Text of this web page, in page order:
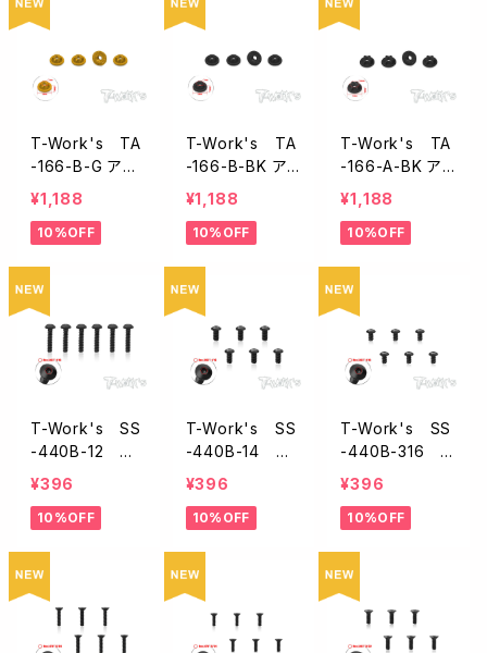
T-Work's TA
-166-B-G アル
ミ製8/32インチ
ホイールナット・
7mmHEXソケッ
¥1,188
10%OFF
T-Work's TA
-166-B-BK ア
ルミ製8/32イン
チホイールナッ
ト・7mmHEXソ
¥1,188
10%OFF
T-Work's TA
-166-A-BK ア
ルミ製8/32イン
チホイールナッ
ト・インチHEXソ
¥1,188
10%OFF
T-Work's SS
-440B-12 ボ
タンヘッドスクリ
2インチ/6本入 】
¥396
10%OFF
T-Work's SS
-440B-14 ボ
タンヘッドスクリ
4インチ/6本入
¥396
10%OFF
T-Work's SS
-440B-316
ボタンヘッドスク
3/16インチ/6本
¥396
10%OFF